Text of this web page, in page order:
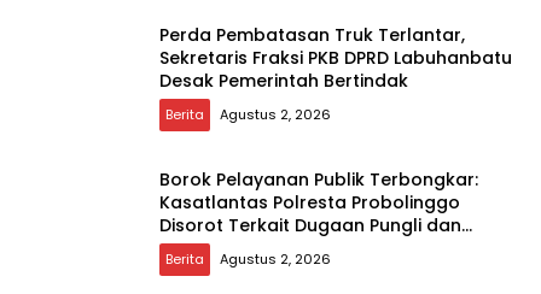
Perda Pembatasan Truk Terlantar,
Sekretaris Fraksi PKB DPRD Labuhanbatu
Desak Pemerintah Bertindak
Berita Agustus 2, 2026
Borok Pelayanan Publik Terbongkar:
Kasatlantas Polresta Probolinggo
Disorot Terkait Dugaan Pungli dan
Setoran Rutin
Berita Agustus 2, 2026